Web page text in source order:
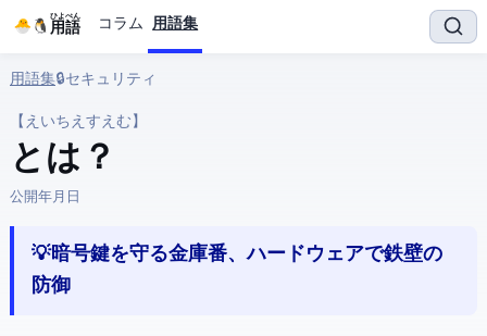
IT用語
ひよぺん コラム 用語集
用語集› 🔒 セキュリティ › HSM
【えいちえすえむ】
HSM とは？
公開:2026年3月29日
💡 暗号鍵を守る金庫番、ハードウェアで鉄壁の
防御